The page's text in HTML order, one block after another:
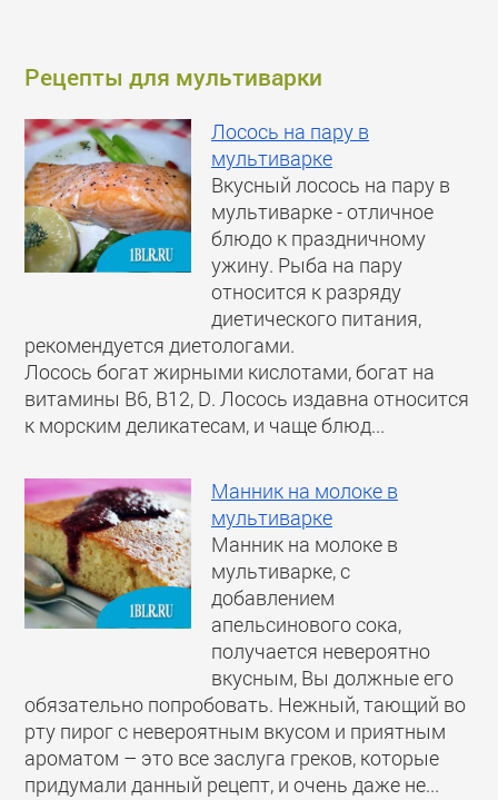
Рецепты для мультиварки
Лосось на пару в
мультиварке
Вкусный лосось на пару в
мультиварке - отличное
блюдо к праздничному
ужину. Рыба на пару
относится к разряду
диетического питания,
рекомендуется диетологами.
Лосось богат жирными кислотами, богат на
витамины В6, В12, D. Лосось издавна относится
к морским деликатесам, и чаще блюд...
Манник на молоке в
мультиварке
Манник на молоке в
мультиварке, с
добавлением
апельсинового сока,
получается невероятно
вкусным, Вы должные его
обязательно попробовать. Нежный, тающий во
рту пирог с невероятным вкусом и приятным
ароматом – это все заслуга греков, которые
придумали данный рецепт, и очень даже не...